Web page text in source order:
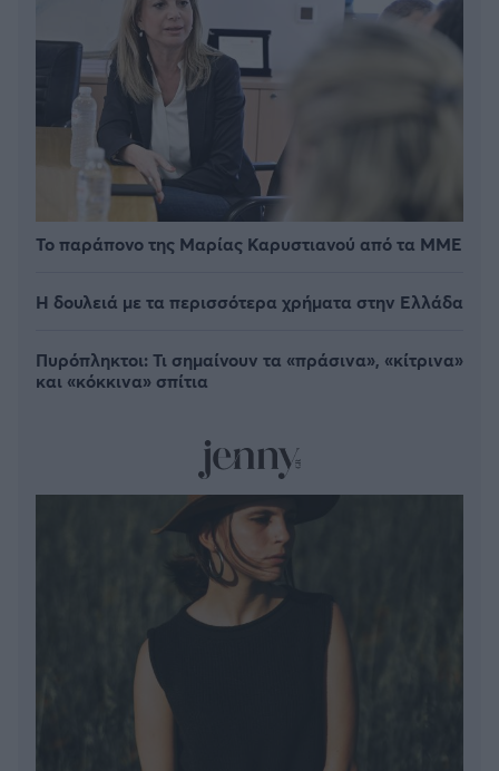
Το παράπονο της Μαρίας Καρυστιανού από τα ΜΜΕ
Η δουλειά με τα περισσότερα χρήματα στην Ελλάδα
Πυρόπληκτοι: Τι σημαίνουν τα «πράσινα», «κίτρινα»
και «κόκκινα» σπίτια